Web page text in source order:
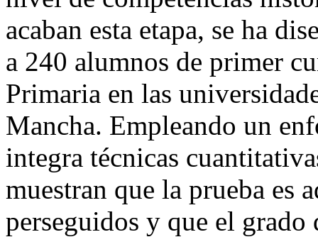
acaban esta etapa, se ha
a 240 alumnos de primer
Primaria en las
Mancha. Empleando un
integra técnicas
muestran que la prueba es
perseguidos y que el